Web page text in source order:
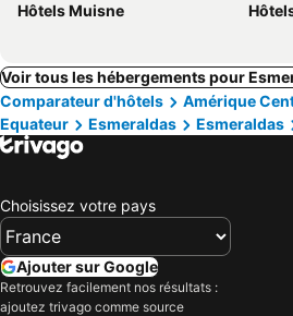
Hôtels Muisne
Voir tous les hébergements pour
Comparateur d'hôtels
Amérique
Equateur
Esmeraldas Esmeraldas
Choisissez votre pays
Ajouter sur Google
Retrouvez facilement nos résultats :
ajoutez trivago comme source